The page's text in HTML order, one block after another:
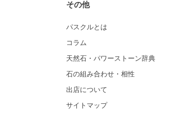
その他
パスクルとは
コラム
天然石・パワーストーン辞典
石の組み合わせ・相性
出店について
サイトマップ